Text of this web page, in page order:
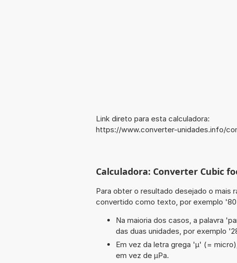
Link direto para esta calculadora:
https://www.converter-unidades.info/
Calculadora: Converter Cubic
Para obter o resultado desejado o mais
convertido como texto, por exemplo
Na maioria dos casos, a palavra
das duas unidades, por exemplo
Em vez da letra grega 'µ' (=
em vez de µPa.